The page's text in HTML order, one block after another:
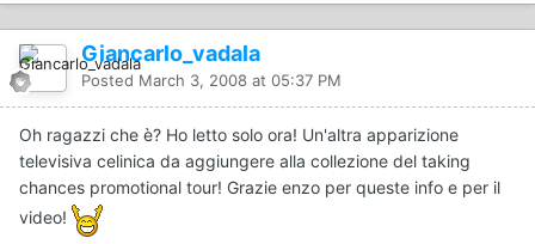
Giancarlo_vadala
Posted March 3, 2008 at 05:37 PM
Oh ragazzi che è? Ho letto solo ora! Un'altra apparizione
televisiva celinica da aggiungere alla collezione del taking
chances promotional tour! Grazie enzo per queste info e per il
video!